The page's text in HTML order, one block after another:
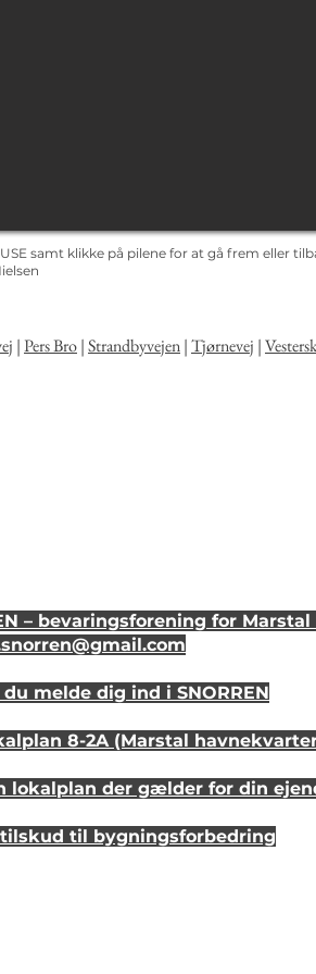
samt klikke på pilene for at gå frem eller
|Pers Bro|Strandbyvejen|Tjørnevej |
– bevaringsforening for Marstal
@gmail.com
melde dig ind i SNORREN
8-2A (Marstal
lokalplan der gælder for din
tilskud til bygningsforbedring